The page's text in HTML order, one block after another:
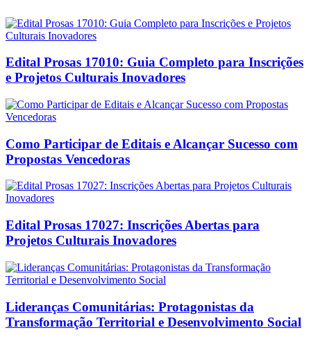
Edital Prosas 17010: Guia Completo para Inscrições
e Projetos Culturais Inovadores
Como Participar de Editais e Alcançar Sucesso com
Propostas Vencedoras
Edital Prosas 17027: Inscrições Abertas para
Projetos Culturais Inovadores
Lideranças Comunitárias: Protagonistas da
Transformação Territorial e Desenvolvimento Social